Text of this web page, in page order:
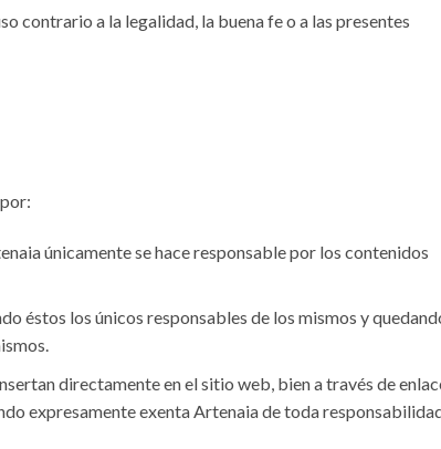
contrario a la legalidad, la buena fe o a las presentes
únicamente se hace responsable por los contenidos
éstos los únicos responsables de los mismos y
directamente en el sitio web, bien a través de
expresamente exenta Artenaia de toda